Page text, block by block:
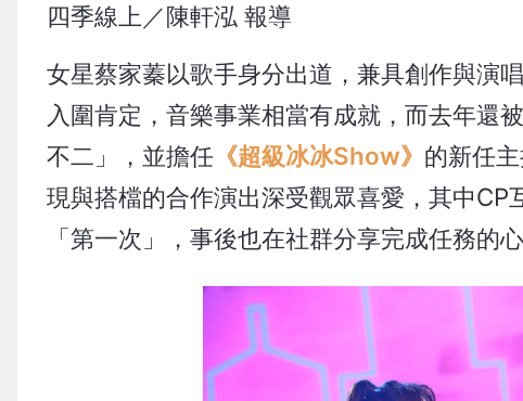
四季線上／陳軒泓 報導
女星蔡家蓁以歌手身分出道，兼具創作與演
入圍肯定，音樂事業相當有成就，而去年還
不二」，並擔任 《超級冰冰Show》 的新任
現與搭檔的合作演出深受觀眾喜愛，其中
「第一次」，事後也在社群分享完成任務的